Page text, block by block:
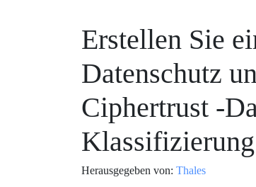
Erstellen Sie
Datenschutz
Ciphertrust -
Klassifizierung
Herausgegeben von: Thales